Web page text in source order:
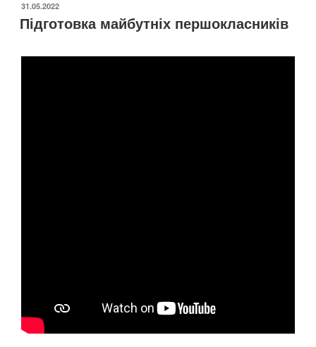
ОПУБЛІКОВАНО
31.05.2022
Підготовка майбутніх першокласників